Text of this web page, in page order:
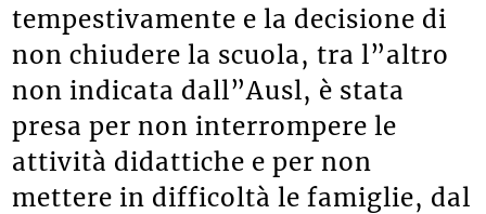
tempestivamente e la decisione di
non chiudere la scuola, tra l”altro
non indicata dall”Ausl, è stata
presa per non interrompere le
attività didattiche e per non
mettere in difficoltà le famiglie, dal